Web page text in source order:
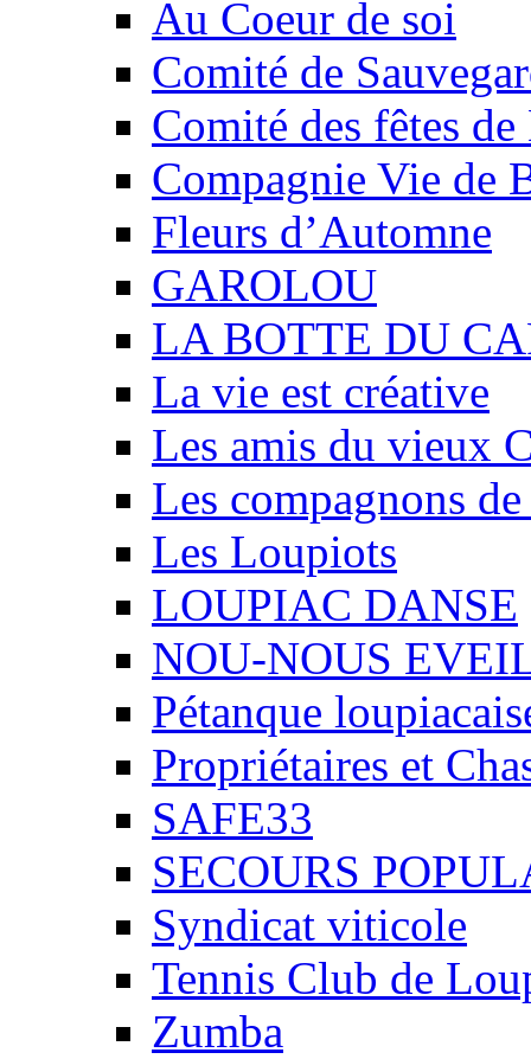
Au Coeur de soi
Comité de
Comité des fêtes
Compagnie Vie de
Fleurs d’Automne
GAROLOU
LA BOTTE DU
La vie est créative
Les amis du vieux
Les compagnons
Les Loupiots
LOUPIAC DANSE
NOU-NOUS
Pétanque
Propriétaires et
SAFE33
SECOURS
Syndicat viticole
Tennis Club de
Zumba